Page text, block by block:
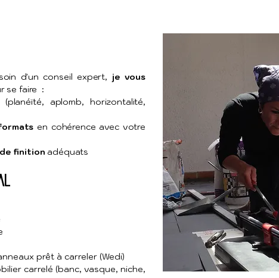
d'un conseil expert, je vous
se faire :
aplomb, horizontalité,
en cohérence avec votre
finition adéquats
prêt à carreler (Wedi)
carrelé (banc, vasque, niche,